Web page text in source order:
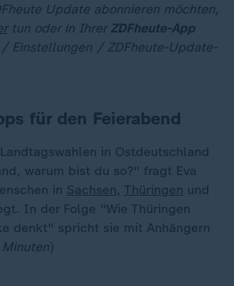
Update abonnieren möchten,
tun oder in Ihrer ZDFheute-App
/ Einstellungen / ZDFheute-Update-
für den Feierabend
in Ostdeutschland
warum bist du so?" fragt Eva
in Sachsen, Thüringen und
In der Folge "Wie Thüringen
denkt" spricht sie mit Anhängern
)